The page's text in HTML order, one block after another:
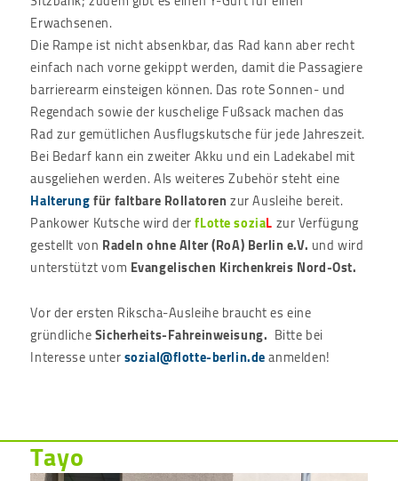
Erwachsenen.
Die Rampe ist nicht absenkbar, das Rad kann aber recht
einfach nach vorne gekippt werden, damit die Passagiere
barrierearm einsteigen können. Das rote Sonnen- und
Regendach sowie der kuschelige Fußsack machen das
Rad zur gemütlichen Ausflugskutsche für jede Jahreszeit.
Bei Bedarf kann ein zweiter Akku und ein Ladekabel mit
ausgeliehen werden. Als weiteres Zubehör steht eine
Halterungfür faltbare Rollatorenzur Ausleihe bereit.
Pankower Kutsche wird derfLotte soziaLzur Verfügung
gestellt von Radeln ohne Alter (RoA) Berlin e.V. und wird
unterstützt vom Evangelischen Kirchenkreis Nord-Ost.
Vor der ersten Rikscha-Ausleihe braucht es eine
gründlicheSicherheits-Fahreinweisung. Bitte bei
Interesse untersozial@flotte-berlin.deanmelden!
Tayo